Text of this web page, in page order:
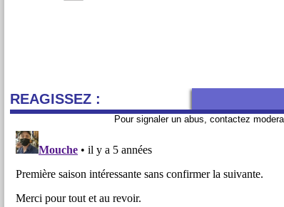
REAGISSEZ :
Pour signaler un abus, contactez